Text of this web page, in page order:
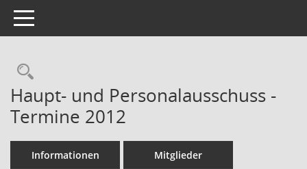
Toggle navigation
Rechercheauswahl
Haupt- und Personalausschuss -
Termine 2012
Informationen Mitglieder